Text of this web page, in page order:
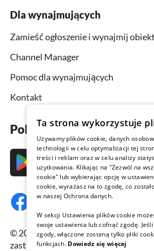
Dla wynajmujących
Zamieść ogłoszenie i wynajmij obiekt
Channel Manager
Pomoc dla wynajmujących
Kontakt
Pobierz aplikację już
© 2026 Domy-letniskowe.com,
zastrzeżone.
Ta strona wykorzystuje
Używamy plików cookie, danych
technologii w celu optymalizacji tej
treści i reklam oraz w celu analizy
użytkowania. Klikając na "Zezwól na
cookie" lub wybierając opcję w
cookie, wyrażasz na to zgodę, co
w naszej Ochrona danych.
W sekcji Ustawienia plików cookie
swoje ustawienia lub cofnąć zgodę.
zgody, włączone zostaną tylko pliki
funkcjach. Dowiedz się więcej